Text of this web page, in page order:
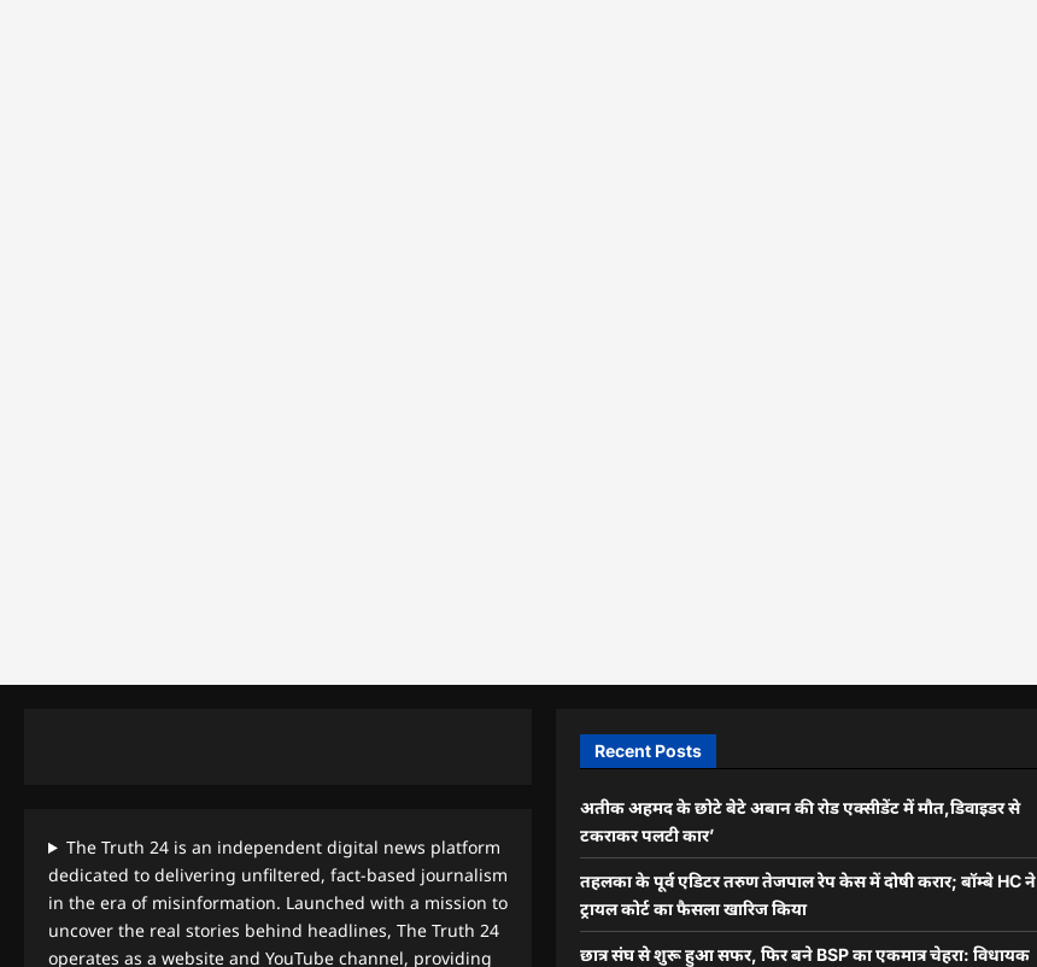
The Truth 24 is an independent digital news platform
dedicated to delivering unfiltered, fact-based journalism
in the era of misinformation. Launched with a mission to
uncover the real stories behind headlines, The Truth 24
operates as a website and YouTube channel, providing
Recent Posts
अतीक अहमद के छोटे बेटे अबान की रोड एक्सीडेंट में मौत,डिवाइडर से
टकराकर पलटी कार’
तहलका के पूर्व एडिटर तरुण तेजपाल रेप केस में दोषी करार; बॉम्बे HC ने
ट्रायल कोर्ट का फैसला खारिज किया
छात्र संघ से शुरू हुआ सफर, फिर बने BSP का एकमात्र चेहरा: विधायक